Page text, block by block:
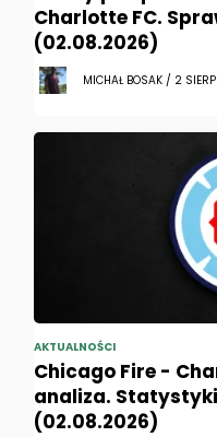
Charlotte FC.
(02.08.2026)
MICHAŁ BOSAK / 2
AKTUALNOŚCI
Chicago Fire -
analiza.
(02.08.2026)